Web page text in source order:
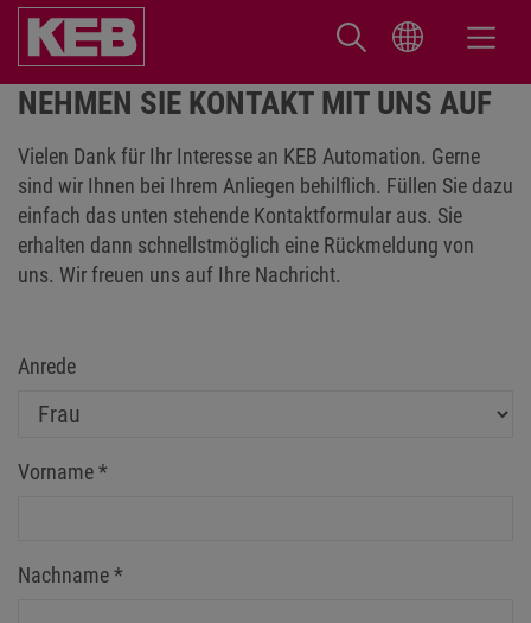
NEHMEN SIE KONTAKT MIT UNS AUF
Vielen Dank für Ihr Interesse an KEB Automation. Gerne
sind wir Ihnen bei Ihrem Anliegen behilflich. Füllen Sie dazu
einfach das unten stehende Kontaktformular aus. Sie
erhalten dann schnellstmöglich eine Rückmeldung von
uns. Wir freuen uns auf Ihre Nachricht.
Anrede
Vorname*
Nachname*